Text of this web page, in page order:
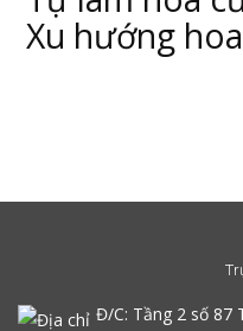
Xu hướng
Đ/C: Tầng 2 số 87